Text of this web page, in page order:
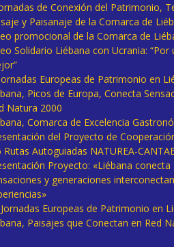
de Conexión del Patrimonio,
y Paisanaje de la Comarca de
promocional de la Comarca de
Solidario Liébana con Ucrania: “Por
Europeas de Patrimonio en
Picos de Europa, Conecta
Natura 2000
Comarca de Excelencia
del Proyecto de
Rutas Autoguiadas NATUREA-
Proyecto: «Liébana conecta
y generaciones
Europeas de Patrimonio en
Paisajes que Conectan en Red